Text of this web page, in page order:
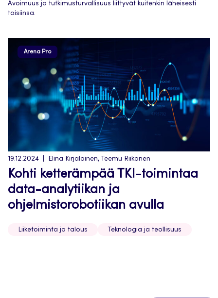
Avoimuus ja tutkimusturvallisuus liittyvät kuitenkin läheisesti
toisiinsa.
Arena Pro
19.12.2024 Elina Kirjalainen, Teemu Riikonen
Kohti ketterämpää TKI-toimintaa
data-analytiikan ja
ohjelmistorobotiikan avulla
Liiketoiminta ja talous Teknologia ja teollisuus